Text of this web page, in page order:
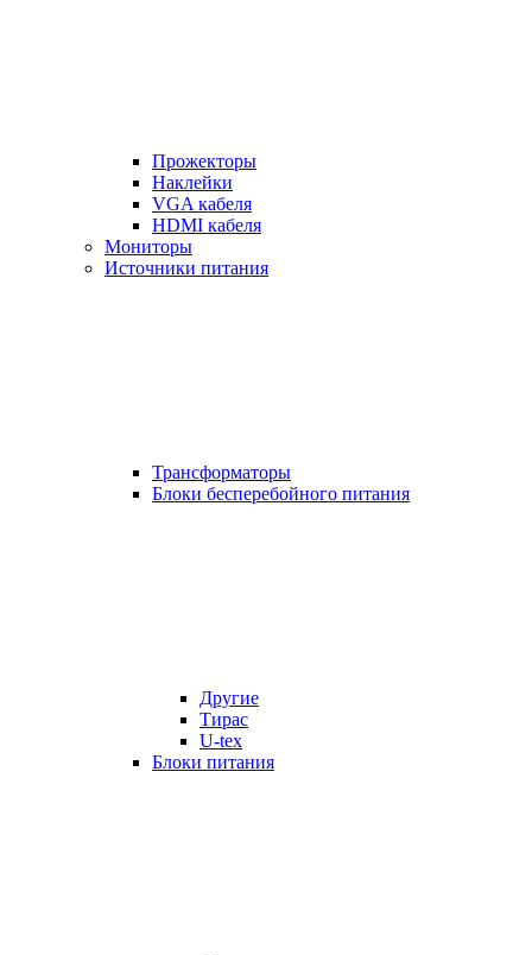
Прожекторы
Наклейки
VGA кабеля
HDMI кабеля
Мониторы
Источники питания
Трансформаторы
Блоки бесперебойного питания
Другие
Тирас
U-tex
Блоки питания